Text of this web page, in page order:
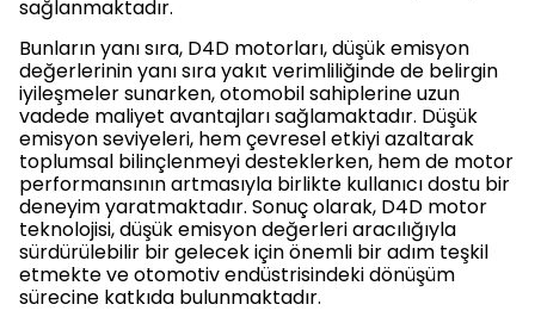
sağlanmaktadır.
Bunların yanı sıra, D4D motorları, düşük emisyon
değerlerinin yanı sıra yakıt verimliliğinde de belirgin
iyileşmeler sunarken, otomobil sahiplerine uzun
vadede maliyet avantajları sağlamaktadır. Düşük
emisyon seviyeleri, hem çevresel etkiyi azaltarak
toplumsal bilinçlenmeyi desteklerken, hem de motor
performansının artmasıyla birlikte kullanıcı dostu bir
deneyim yaratmaktadır. Sonuç olarak, D4D motor
teknolojisi, düşük emisyon değerleri aracılığıyla
sürdürülebilir bir gelecek için önemli bir adım teşkil
etmekte ve otomotiv endüstrisindeki dönüşüm
sürecine katkıda bulunmaktadır.